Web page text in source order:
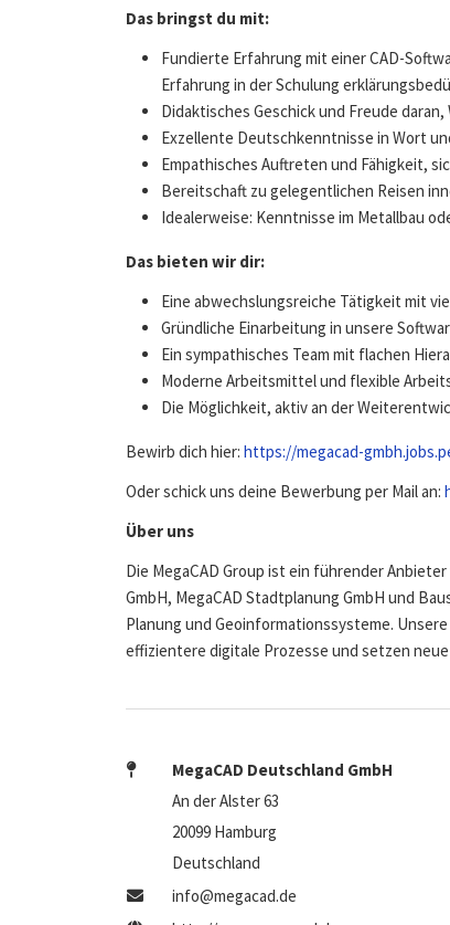
Das bringst du mit:
Fundierte Erfahrung mit einer CAD-
Erfahrung in der Schulung
Didaktisches Geschick und Freude
Exzellente Deutschkenntnisse in Wort
Empathisches Auftreten und Fähigkeit,
Bereitschaft zu gelegentlichen Reisen
Idealerweise: Kenntnisse im Metallbau
Das bieten wir dir:
Eine abwechslungsreiche Tätigkeit mit
Gründliche Einarbeitung in unsere
Ein sympathisches Team mit flachen
Moderne Arbeitsmittel und flexible
Die Möglichkeit, aktiv an der
Bewirb dich hier: https://megacad-
Oder schick uns deine Bewerbung per Mail an:
Über uns
Die MegaCAD Group ist ein führender
GmbH, MegaCAD Stadtplanung GmbH und
Planung und Geoinformationssysteme.
effizientere digitale Prozesse und setzen
MegaCAD Deutschland GmbH
An der Alster 63
20099 Hamburg
Deutschland
info@megacad.de